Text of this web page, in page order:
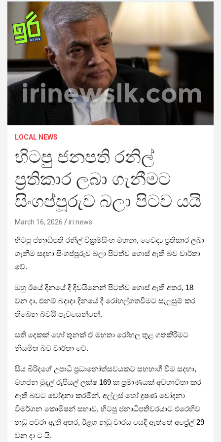
LOCAL NEWS
හිටපු ජනපති රනිල්
ප්‍රතිකාර ලබා ගැනීමට
සිංගප්පූරුව බලා පිටව යයි
March 16, 2026 iri news
හිටපු ජනාධිපති රනිල් වික්‍රමසිංහ මහතා, වෛද්‍ය ප්‍රතිකාර ලබා
ගැනීම සදහා සිංගප්පූරුව බලා පිටත්ව ගොස් ඇති බව වාර්තා
වේ.
ඔහු ඊයේ දිනයේ දී දිවයිනෙන් පිටත්ව ගොස් ඇති අතර, 18
වන දා, එනම් බදාදා දිනයේ දී රෝහල්ගතවීමට සැලසුම් කර
තිබෙන බවයි පැවසෙන්නේ.
සති දෙකක් හෝ තුනක් ඒ මහතා රෝහල තුළ ගතකිරීමට
නියමිත බව වාර්තා වේ.
සිය බිරිදගේ උපාධි ප්‍රධානෝත්සවයකට සහභාගී වීම සදහා,
මහජන මුදල් රුපියල් ලක්ෂ 169 ක ප්‍රමාණයක් අවභාවිතා කර
ඇති බවට චෝදනා කරමින්, අල්ලස් හෝ දූෂණ චෝදනා
විමර්ශන කොමිෂන් සභාව, හිටපු ජනාධිපතිවරයාට එරෙහිව
නඩු පවරා ඇති අතර, ඊළග නඩු වාරය යෙදී ඇත්තේ අප්‍රේල් 29
වන දා ට යි.